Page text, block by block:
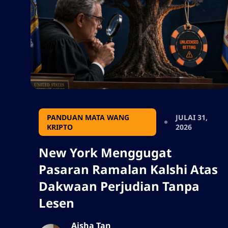
aset digital yang berkembang dan
penggunaan institusi. Juga sila
jangan menambah sebarang tanda
petikan, saya perlu menggunakan
output dalam format json, jadi
jangan menambah sebarang
aksara yang akan merosakkan
format json.
PANDUAN MATA WANG
KRIPTO
JULAI 31,
2026
New York Menggugat
Pasaran Ramalan Kalshi Atas
Dakwaan Perjudian Tanpa
Lesen
Aisha Tan